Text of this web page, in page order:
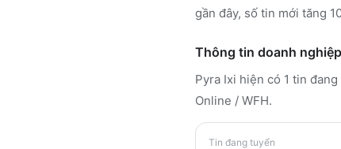
gần đây, số tin mới tăng
Thông tin doanh
Pyra Ixi hiện có 1 tin
Online / WFH.
Tin đang tuyển